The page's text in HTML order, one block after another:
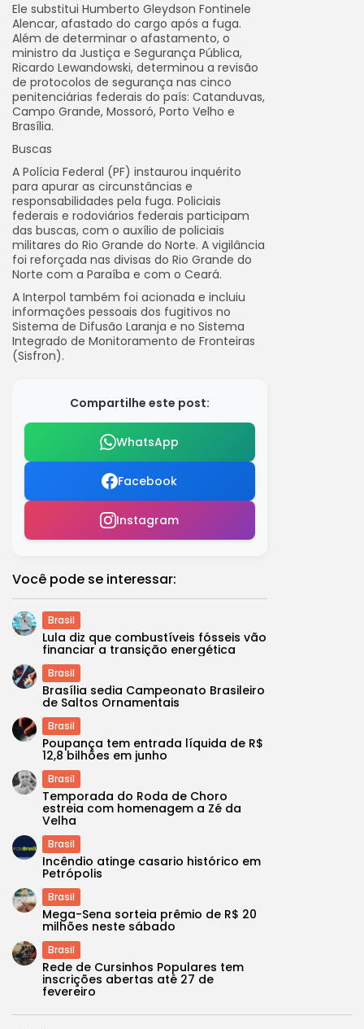
Ele substitui Humberto Gleydson Fontinele
Alencar, afastado do cargo após a fuga.
Além de determinar o afastamento, o
ministro da Justiça e Segurança Pública,
Ricardo Lewandowski, determinou a revisão
de protocolos de segurança nas cinco
penitenciárias federais do país: Catanduvas,
Campo Grande, Mossoró, Porto Velho e
Brasília.
Buscas
A Polícia Federal (PF) instaurou inquérito
para apurar as circunstâncias e
responsabilidades pela fuga. Policiais
federais e rodoviários federais participam
das buscas, com o auxílio de policiais
militares do Rio Grande do Norte. A vigilância
foi reforçada nas divisas do Rio Grande do
Norte com a Paraíba e com o Ceará.
A Interpol também foi acionada e incluiu
informações pessoais dos fugitivos no
Sistema de Difusão Laranja e no Sistema
Integrado de Monitoramento de Fronteiras
(Sisfron).
Compartilhe este post:
WhatsApp
Facebook
Instagram
Você pode se interessar:
Brasil
Lula diz que combustíveis fósseis vão
financiar a transição energética
Brasil
Brasília sedia Campeonato Brasileiro
de Saltos Ornamentais
Brasil
Poupança tem entrada líquida de R$
12,8 bilhões em junho
Brasil
Temporada do Roda de Choro
estreia com homenagem a Zé da
Velha
Brasil
Incêndio atinge casario histórico em
Petrópolis
Brasil
Mega-Sena sorteia prêmio de R$ 20
milhões neste sábado
Brasil
Rede de Cursinhos Populares tem
inscrições abertas até 27 de
fevereiro